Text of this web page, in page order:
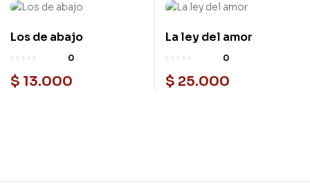
Los de abajo
0
$ 13.000
La ley del amor
0
$ 25.000